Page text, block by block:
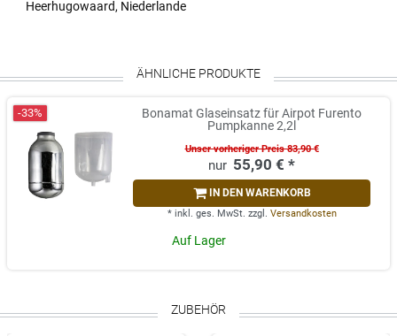
Heerhugowaard, Niederlande
ÄHNLICHE PRODUKTE
-33%
Bonamat Glaseinsatz für Airpot Furento
Pumpkanne 2,2l
Unser vorheriger Preis 83,90 €
55,90 € *
IN DEN WARENKORB
* inkl. ges. MwSt. zzgl. Versandkosten
Auf Lager
ZUBEHÖR